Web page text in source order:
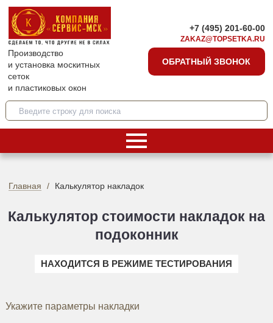
Производство
и установка москитных
сеток
и пластиковых окон
+7 (495) 201-60-00
ZAKAZ@TOPSETKA.RU
ОБРАТНЫЙ ЗВОНОК
Главная Калькулятор накладок
Калькулятор стоимости накладок на
подоконник
НАХОДИТСЯ В РЕЖИМЕ ТЕСТИРОВАНИЯ
Укажите параметры накладки